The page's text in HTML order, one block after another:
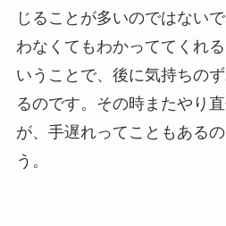
じることが多いのではない
わなくてもわかっててくれ
いうことで、後に気持ちの
るのです。その時またやり
が、手遅れってこともある
う。